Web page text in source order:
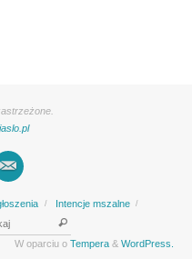
Intencje mszalne
Szukaj
W oparciu o Tempera & WordPress.